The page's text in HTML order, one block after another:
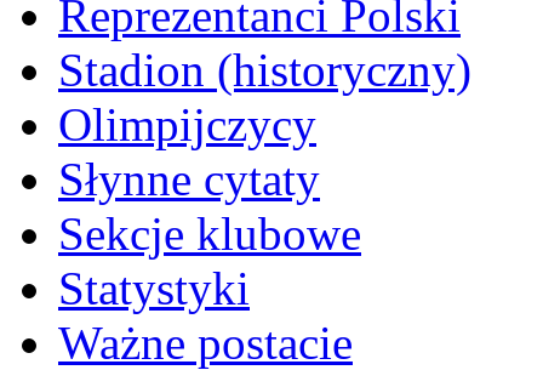
Reprezentanci Polski
Stadion (historyczny)
Olimpijczycy
Słynne cytaty
Sekcje klubowe
Statystyki
Ważne postacie